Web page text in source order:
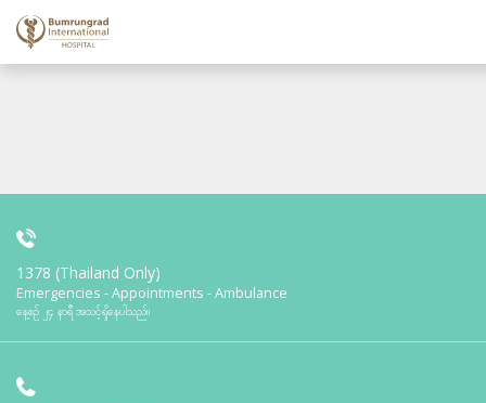
1378 (Thailand Only)
Emergencies - Appointments - Ambulance
နေ့စဉ် ၂၄ နာရီ အသင့်ရှိနေပါသည်။